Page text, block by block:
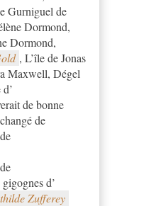
Gurniguel de
Dormond,
Dormond,
, L’île de Jonas
Maxwell, Dégel
de bonne
de
d’
Zufferey